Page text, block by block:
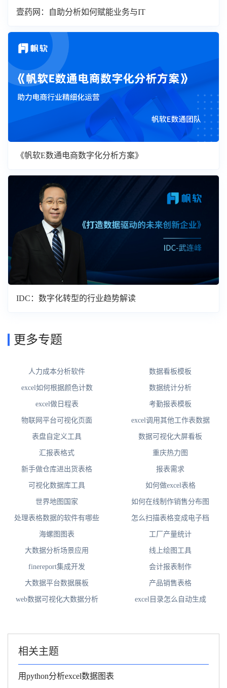
壹药网：自助分析如何赋能业务与IT
《帆软E数通电商数字化分析方案》
IDC：数字化转型的行业趋势解读
更多专题
人力成本分析软件 数据看板模板
excel如何根据颜色计数 数据统计分析
excel做日程表 考勤报表模板
物联网平台可视化页面 excel调用其他工作表数据
表盘自定义工具 数据可视化大屏看板
汇报表格式 重庆热力图
新手做仓库进出货表格 报表需求
可视化数据库工具 如何做excel表格
世界地图国家 如何在线制作销售分布图
处理表格数据的软件有哪些 怎么扫描表格变成电子档
海螺图图表 工厂产量统计
大数据分析场景应用 线上绘图工具
finereport集成开发 会计报表制作
大数据平台数据展板 产品销售表格
web数据可视化大数据分析 excel目录怎么自动生成
相关主题
用python分析excel数据图表